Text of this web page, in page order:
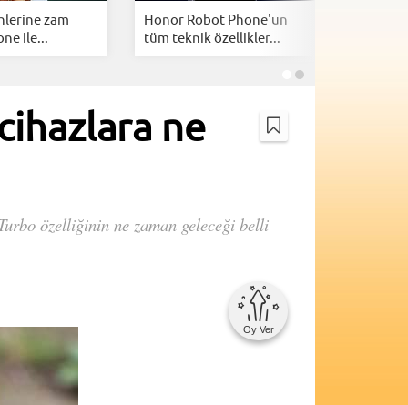
zam
ile...
Honor Robot Phone'un
tüm teknik özellikler...
ne
özelliğinin ne zaman geleceği belli
Oy Ver